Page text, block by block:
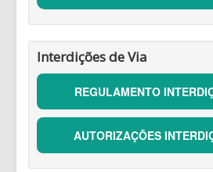
Interdições de Via
REGULAMENTO
AUTORIZAÇÕES